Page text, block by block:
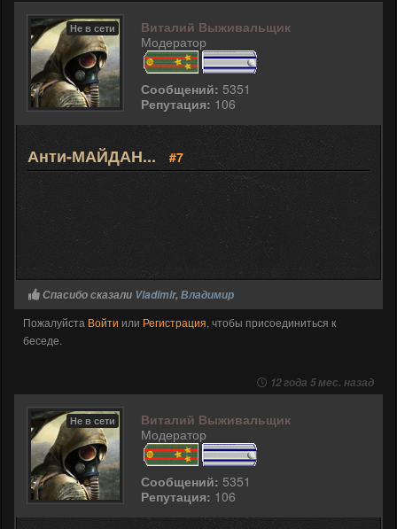
Не в сети
Виталий Выживальщик
Модератор
Сообщений: 5351
Репутация: 106
Анти-МАЙДАН... #7
Спасибо сказали Vladimir, Владимир
Пожалуйста Войти или Регистрация, чтобы присоединиться к
беседе.
12 года 5 мес. назад
Не в сети
Виталий Выживальщик
Модератор
Сообщений: 5351
Репутация: 106